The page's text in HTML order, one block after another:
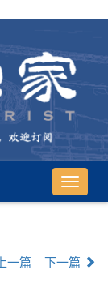
导
航
一篇 下一篇